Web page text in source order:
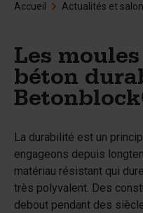
Accueil Actualités et
Les
béton
La durabilité est un
engageons depuis
matériau résistant qui
très polyvalent. Des
debout pendant des